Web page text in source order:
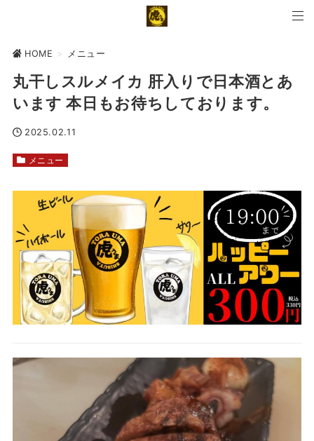
HOME > メニュー
丸干しスルメイカ 肝入りで日本酒とあ
います 本日もお待ちしております。
2025.02.11
メニュー